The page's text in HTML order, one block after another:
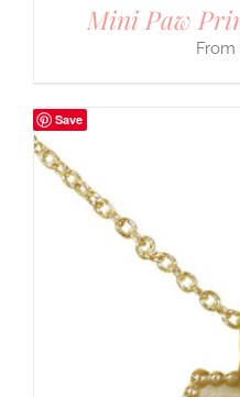
Mini Paw
Save